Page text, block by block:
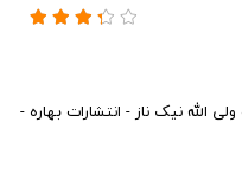
الله نیک ناز - انتشارات بهاره -